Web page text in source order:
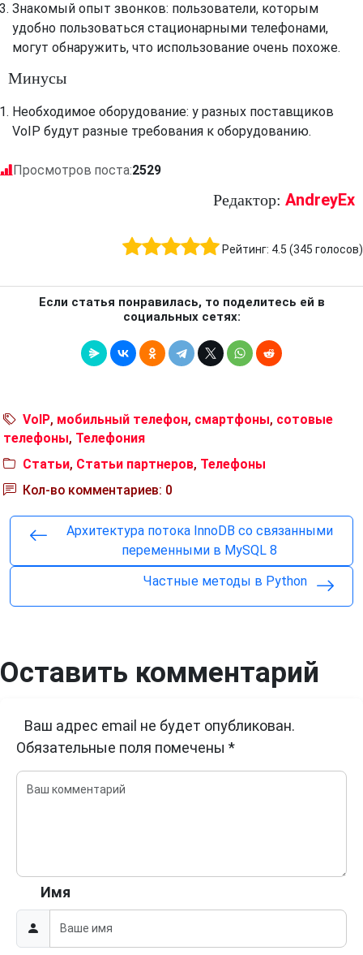
Знакомый опыт звонков: пользователи, которым
удобно пользоваться стационарными телефонами,
могут обнаружить, что использование очень похоже.
Минусы
Необходимое оборудование: у разных поставщиков
VoIP будут разные требования к оборудованию.
Просмотров поста:2529
Редактор: AndreyEx
Рейтинг: 4.5 (345 голосов)
Если статья понравилась, то поделитесь ей в
социальных сетях:
VoIP, мобильный телефон, смартфоны, сотовые
телефоны, Телефония
Статьи, Статьи партнеров, Телефоны
Кол-во комментариев: 0
Архитектура потока InnoDB со связанными
переменными в MySQL 8
Частные методы в Python
Оставить комментарий
Ваш адрес email не будет опубликован.
Обязательные поля помечены *
Имя